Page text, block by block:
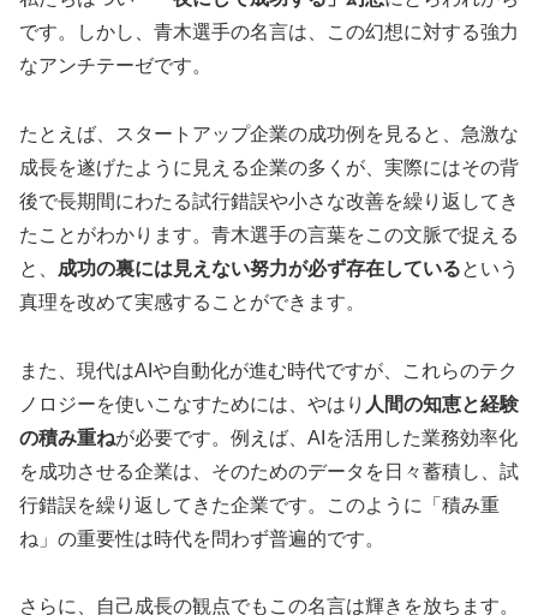
です。しかし、青木選手の名言は、この幻想に対する強力
なアンチテーゼです。
たとえば、スタートアップ企業の成功例を見ると、急激な
成長を遂げたように見える企業の多くが、実際にはその背
後で長期間にわたる試行錯誤や小さな改善を繰り返してき
たことがわかります。青木選手の言葉をこの文脈で捉える
と、 成功の裏には見えない努力が必ず存在しているという
真理を改めて実感することができます。
また、現代はAIや自動化が進む時代ですが、これらのテク
ノロジーを使いこなすためには、やはり 人間の知恵と経験
の積み重ねが必要です。例えば、AIを活用した業務効率化
を成功させる企業は、そのためのデータを日々蓄積し、試
行錯誤を繰り返してきた企業です。このように「積み重
ね」の重要性は時代を問わず普遍的です。
さらに、自己成長の観点でもこの名言は輝きを放ちます。